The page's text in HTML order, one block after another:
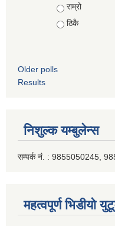
राम्रो
ठिकै
Older polls
Results
निशुल्क यम्बुलेन्स
सम्पर्क नं. : 9855050245,
महत्वपूर्ण भिडीयो